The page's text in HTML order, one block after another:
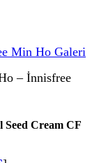
Min Ho Galeri
– İnnisfree
Seed Cream CF